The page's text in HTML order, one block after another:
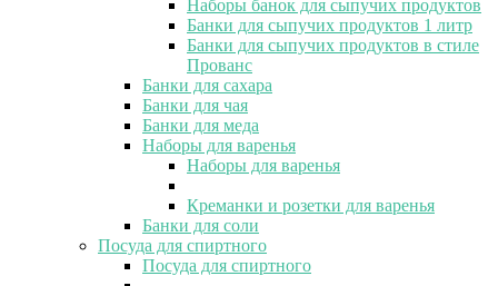
Наборы банок для сыпучих продуктов
Банки для сыпучих продуктов 1 литр
Банки для сыпучих продуктов в стиле
Прованс
Банки для сахара
Банки для чая
Банки для меда
Наборы для варенья
Наборы для варенья
Креманки и розетки для варенья
Банки для соли
Посуда для спиртного
Посуда для спиртного